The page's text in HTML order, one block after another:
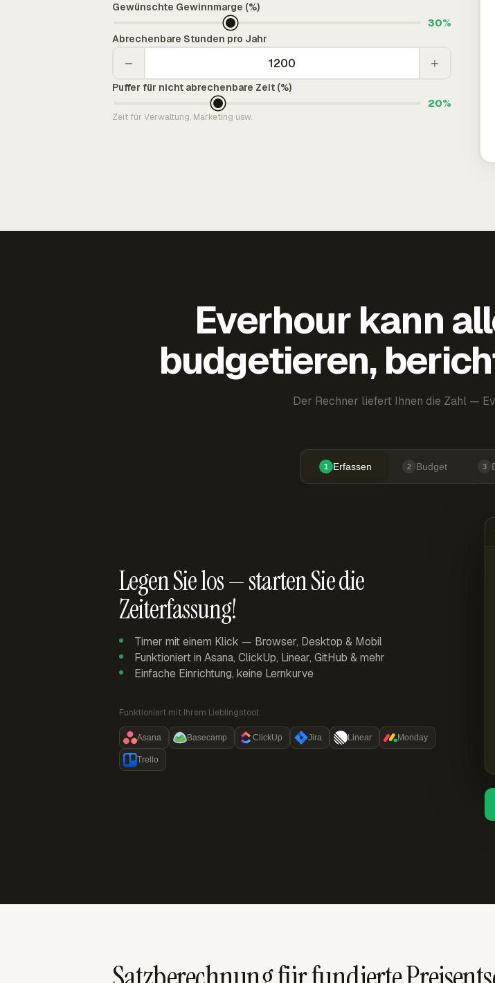
Gewünschte Gewinnmarge (%)
30%
Abrechenbare Stunden pro Jahr
− +
Puffer für nicht abrechenbare Zeit (%)
20%
Zeit für Verwaltung, Marketing usw.
Everhour kann
budgetieren,
Der Rechner liefert Ihnen die Zahl —
1 Erfassen 2 Budget 3
Legen Sie los — starten Sie die
Zeiterfassung!
Timer mit einem Klick — Browser, Desktop & Mobil
Funktioniert in Asana, ClickUp, Linear, GitHub & mehr
Einfache Einrichtung, keine Lernkurve
Funktioniert mit Ihrem Lieblingstool:
Asana Basecamp ClickUp Jira Linear Monday
Trello